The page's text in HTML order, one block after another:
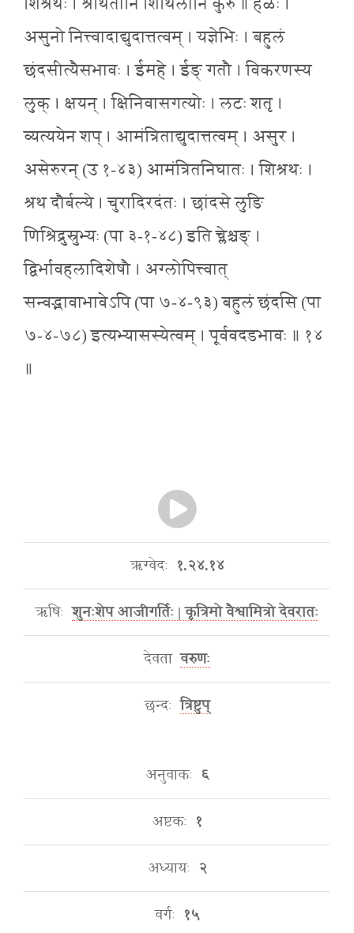
शिश्रथः । श्रथितानि शिथिलानि कुरु ॥ हेळः ।
असुनो नित्त्वादाद्युदात्तत्वम् । यज्ञेभिः । बहुलं
छंदसीत्यैसभावः । ईमहे । ईङ् गतौ । विकरणस्य
लुक् । क्षयन् । क्षिनिवासगत्योः । लटः शतृ ।
व्यत्ययेन शप् । आमंत्रिताद्युदात्तत्वम् । असुर ।
असेरुरन् (उ १-४३) आमंत्रितनिघातः । शिश्रथः ।
श्रथ दौर्बल्ये । चुरादिरदंतः । छांदसे लुङि
णिश्रिद्रुस्रुभ्यः (पा ३-१-४८) इति च्लेश्चङ् ।
द्विर्भावहलादिशेषौ । अग्लोपित्त्वात्
सन्वद्भावाभावेऽपि (पा ७-४-९३) बहुलं छंदसि (पा
७-४-७८) इत्यभ्यासस्येत्वम् । पूर्ववदडभावः ॥ १४
॥
ऋग्वेदः १.२४.१४
ऋषिः शुनःशेप आजीगर्तिः | कृत्रिमो वैश्वामित्रो देवरातः
देवता वरुणः
छन्दः त्रिष्टुप्
अनुवाकः ६
अष्टकः १
अध्यायः २
वर्गः १५